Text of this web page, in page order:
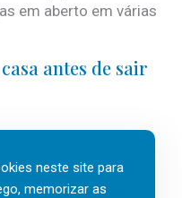
em aberto em várias
antes de sair
as férias, os fins-de-
casa fica mais
neste site para
memorizar as